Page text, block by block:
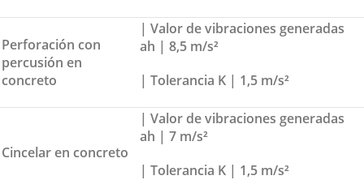
Perforación con
percusión en
concreto
| Valor de vibraciones generadas
ah | 8,5 m/s²
| Tolerancia K | 1,5 m/s²
Cincelar en concreto
| Valor de vibraciones generadas
ah | 7 m/s²
| Tolerancia K | 1,5 m/s²